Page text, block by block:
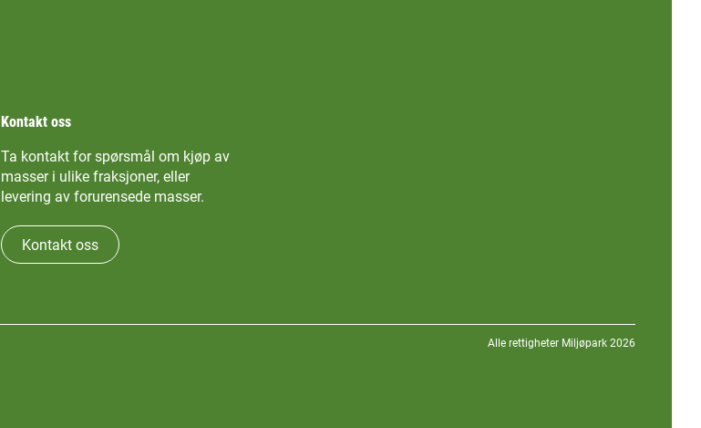
Kontakt oss
Ta kontakt for spørsmål om kjøp av
masser i ulike fraksjoner, eller
levering av forurensede masser.
Kontakt oss
Alle rettigheter Miljøpark 2026